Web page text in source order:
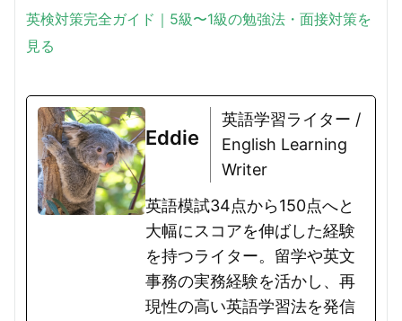
英検対策完全ガイド｜5級〜1級の勉強法・面接対策を
見る
Eddie
英語学習ライター /
English Learning
Writer
英語模試34点から150点へと
大幅にスコアを伸ばした経験
を持つライター。留学や英文
事務の実務経験を活かし、再
現性の高い英語学習法を発信